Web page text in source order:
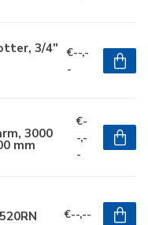
3/4"
€--,-
-
3000
mm
€-
-,-
-
€--,--